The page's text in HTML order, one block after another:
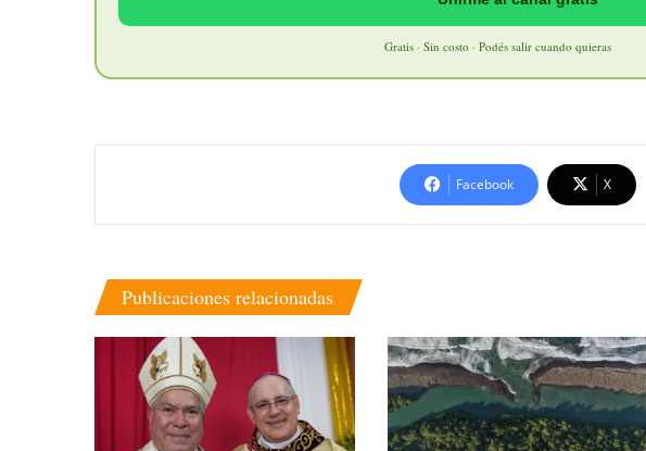
Gratis · Sin costo · Podés salir cuando quieras
Facebook X
Publicaciones relacionadas